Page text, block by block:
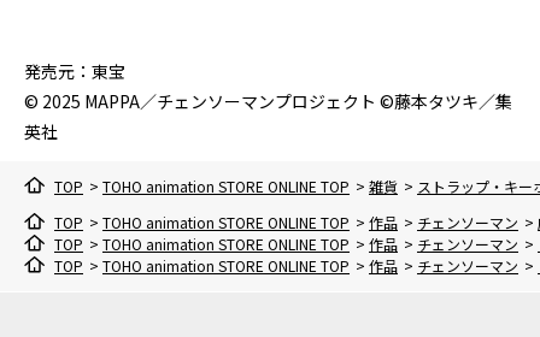
発売元：東宝
© 2025 MAPPA／チェンソーマンプロジェクト ©藤本タツキ／集
英社
TOP > TOHO animation STORE ONLINE TOP > 雑貨 > ストラップ・キー
TOP > TOHO animation STORE ONLINE TOP > 作品 > チェンソーマン >
TOP > TOHO animation STORE ONLINE TOP > 作品 > チェンソーマン >
TOP > TOHO animation STORE ONLINE TOP > 作品 > チェンソーマン >